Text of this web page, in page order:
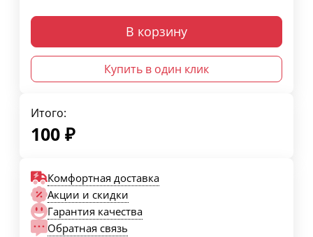
В корзину
Купить в один клик
Итого:
100 ₽
Комфортная доставка
Акции и скидки
Гарантия качества
Обратная связь